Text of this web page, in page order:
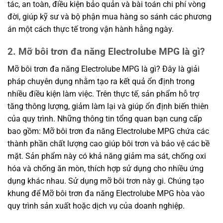
tác, an toàn, điều kiện bảo quản và bài toán chi phí vòng
đời, giúp kỹ sư và bộ phận mua hàng so sánh các phương
án một cách thực tế trong vận hành hằng ngày.
2. Mỡ bôi trơn đa năng Electrolube MPG là gì?
Mỡ bôi trơn đa năng Electrolube MPG là gì? Đây là giải
pháp chuyên dụng nhằm tạo ra kết quả ổn định trong
nhiều điều kiện làm việc. Trên thực tế, sản phẩm hỗ trợ
tăng thông lượng, giảm làm lại và giúp ổn định biến thiên
của quy trình. Những thông tin tổng quan bạn cung cấp
bao gồm: Mỡ bôi trơn đa năng Electrolube MPG chứa các
thành phần chất lượng cao giúp bôi trơn và bảo vệ các bề
mặt. Sản phẩm này có khả năng giảm ma sát, chống oxi
hóa và chống ăn mòn, thích hợp sử dụng cho nhiều ứng
dụng khác nhau. Sử dụng mỡ bôi trơn này gi. Chúng tạo
khung để Mỡ bôi trơn đa năng Electrolube MPG hòa vào
quy trình sản xuất hoặc dịch vụ của doanh nghiệp.